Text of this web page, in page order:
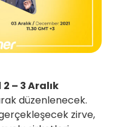
2 – 3 Aralık
düzenlenecek.
zirve,